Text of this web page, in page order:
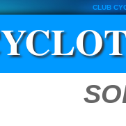
CLUB